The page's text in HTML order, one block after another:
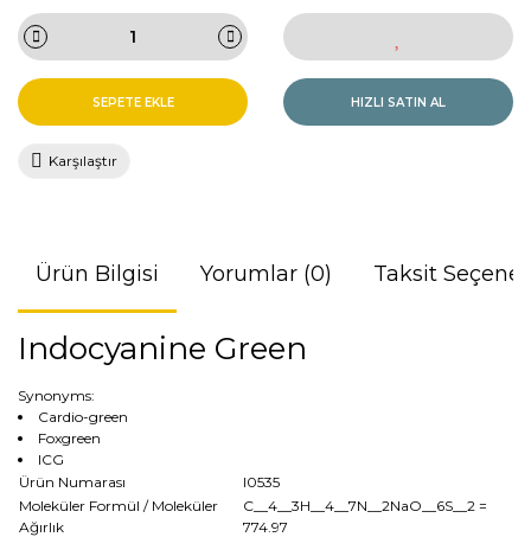
SEPETE EKLE HIZLI SATIN AL
Karşılaştır
Ürün Bilgisi Yorumlar (0) Taksit
Indocyanine Green
Synonyms:
Cardio-green
Foxgreen
ICG
Ürün Numarası
I0535
Moleküler Formül / Moleküler
Ağırlık
C__4__3H__4__7N__2NaO__6S__2 =
774.97